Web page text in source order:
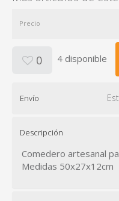
Precio
0 4 disponible
Envío
Descripción
Comedero artesanal
Medidas 50x27x12cm